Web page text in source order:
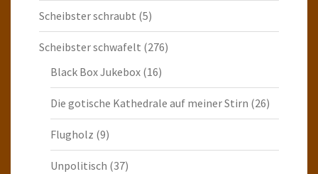
Scheibster schraubt (5)
Scheibster schwafelt (276)
Black Box Jukebox (16)
Die gotische Kathedrale auf meiner Stirn (26)
Flugholz (9)
Unpolitisch (37)